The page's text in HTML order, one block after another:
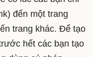
đến một trang
trang khác. Để tạo
hết các bạn tạo